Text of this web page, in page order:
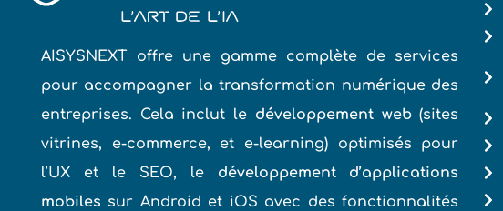
AISYSNEXT offre une gamme complète de services
pour accompagner la transformation numérique des
entreprises. Cela inclut le développement web(sites
vitrines, e-commerce, et e-learning) optimisés pour
l’UX et le SEO, le développement d’applications
mobiles sur Android et iOS avec des fonctionnalités